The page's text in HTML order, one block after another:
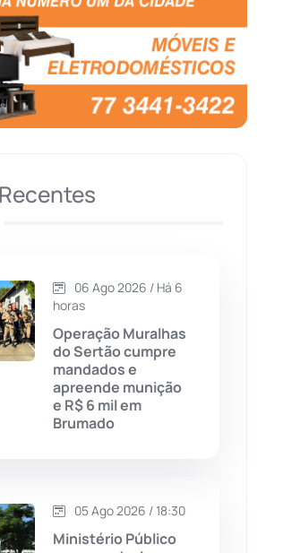
(72)
(7679)
(31951)
(1504)
(157)
Sales (120)
06 Ago 2026 / Há 6
horas
Operação Muralhas
do Sertão cumpre
mandados e
apreende munição
e R$ 6 mil em
Brumado
05 Ago 2026 / 18:30
Ministério Público